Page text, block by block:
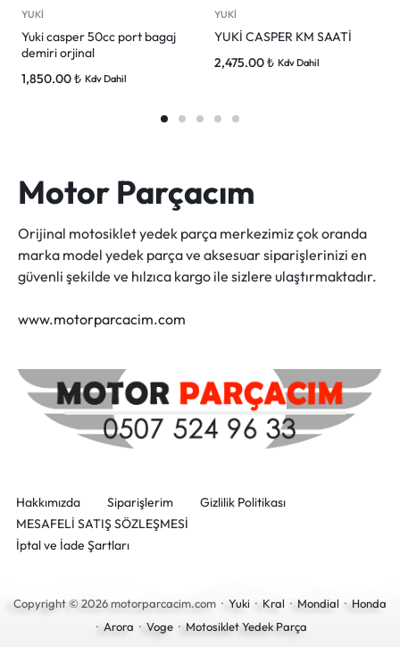
YUKİ
Yuki casper 50cc port bagaj
demiri orjinal
1,850.00₺ Kdv Dahil
YUKİ
YUKİ CASPER KM SAATİ
2,475.00₺ Kdv Dahil
Motor Parçacım
Orijinal motosiklet yedek parça merkezimiz çok oranda
marka model yedek parça ve aksesuar siparişlerinizi en
güvenli şekilde ve hılzıca kargo ile sizlere ulaştırmaktadır.
www.motorparcacim.com
Hakkımızda Siparişlerim
Gizlilik Politikası
MESAFELİ SATIŞ SÖZLEŞMESİ
İptal ve İade Şartları
Copyright © 2026 motorparcacim.com · Yuki · Kral · Mondial · Honda
· Arora · Voge· Motosiklet Yedek Parça